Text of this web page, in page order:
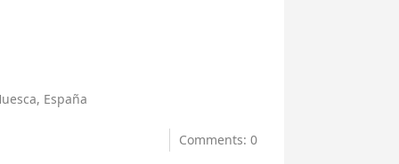
España
Comments: 0